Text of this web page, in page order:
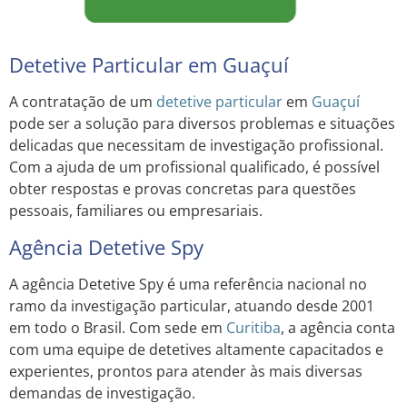
Detetive Particular em Guaçuí
A contratação de um detetive particular em Guaçuí
pode ser a solução para diversos problemas e situações
delicadas que necessitam de investigação profissional.
Com a ajuda de um profissional qualificado, é possível
obter respostas e provas concretas para questões
pessoais, familiares ou empresariais.
Agência Detetive Spy
A agência Detetive Spy é uma referência nacional no
ramo da investigação particular, atuando desde 2001
em todo o Brasil. Com sede em Curitiba, a agência conta
com uma equipe de detetives altamente capacitados e
experientes, prontos para atender às mais diversas
demandas de investigação.